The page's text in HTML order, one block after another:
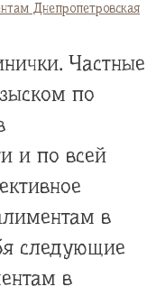
Днепропетровская
Частные
по
и по всей
в
следующие
в